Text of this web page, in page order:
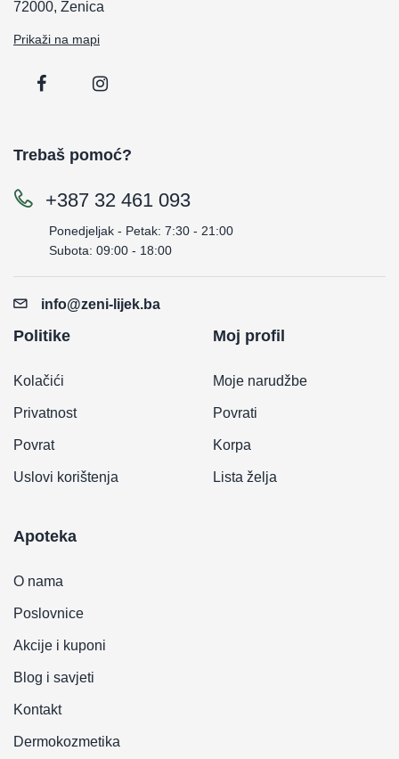
72000, Zenica
Prikaži na mapi
Trebaš pomoć?
+387 32 461 093
Ponedjeljak - Petak: 7:30 - 21:00
Subota: 09:00 - 18:00
info@zeni-lijek.ba
Politike
Kolačići
Privatnost
Povrat
Uslovi korištenja
Moj profil
Moje narudžbe
Povrati
Korpa
Lista želja
Apoteka
O nama
Poslovnice
Akcije i kuponi
Blog i savjeti
Kontakt
Dermokozmetika